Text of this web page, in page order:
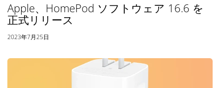
Apple、HomePod ソフトウェア 16.6 を
正式リリース
2023年7月25日